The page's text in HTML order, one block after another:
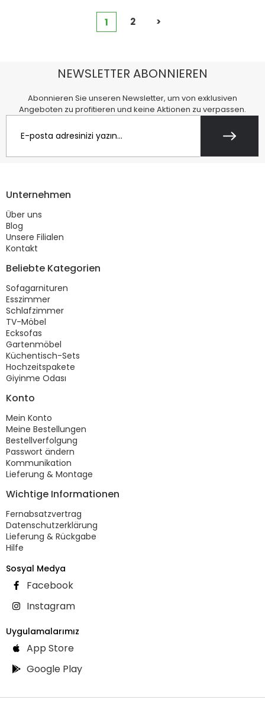
1 2 >
NEWSLETTER ABONNIEREN
Abonnieren Sie unseren Newsletter, um von exklusiven
Angeboten zu profitieren und keine Aktionen zu verpassen.
Unternehmen
Über uns
Blog
Unsere Filialen
Kontakt
Beliebte Kategorien
Sofagarnituren
Esszimmer
Schlafzimmer
TV-Möbel
Ecksofas
Gartenmöbel
Küchentisch-Sets
Hochzeitspakete
Giyinme Odası
Konto
Mein Konto
Meine Bestellungen
Bestellverfolgung
Passwort ändern
Kommunikation
Lieferung & Montage
Wichtige Informationen
Fernabsatzvertrag
Datenschutzerklärung
Lieferung & Rückgabe
Hilfe
Sosyal Medya
Facebook
Instagram
Uygulamalarımız
App Store
Google Play